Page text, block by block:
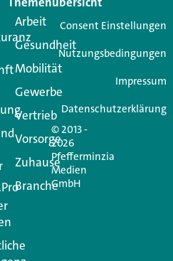
Alles, was
macht. Mit nur einem
einen
nicht veröffentlicht.
mit
Arbeit
Gesundheit
Mobilität
Gewerbe
Vertrieb
Vorsorge
Zuhause
Branche
© 2013 -
2026
Pfefferminzia
Medien
GmbH
Consent Einstellungen
Nutzungsbedingungen
Impressum
Datenschutzerklärung